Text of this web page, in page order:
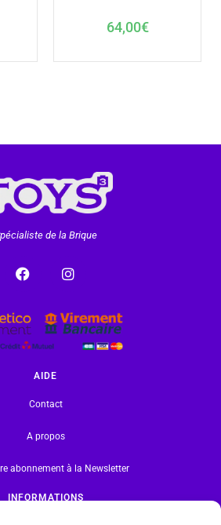
64,00€
de la Brique
AIDE
Contact
A propos
abonnement à la Newsletter
INFORMATIONS